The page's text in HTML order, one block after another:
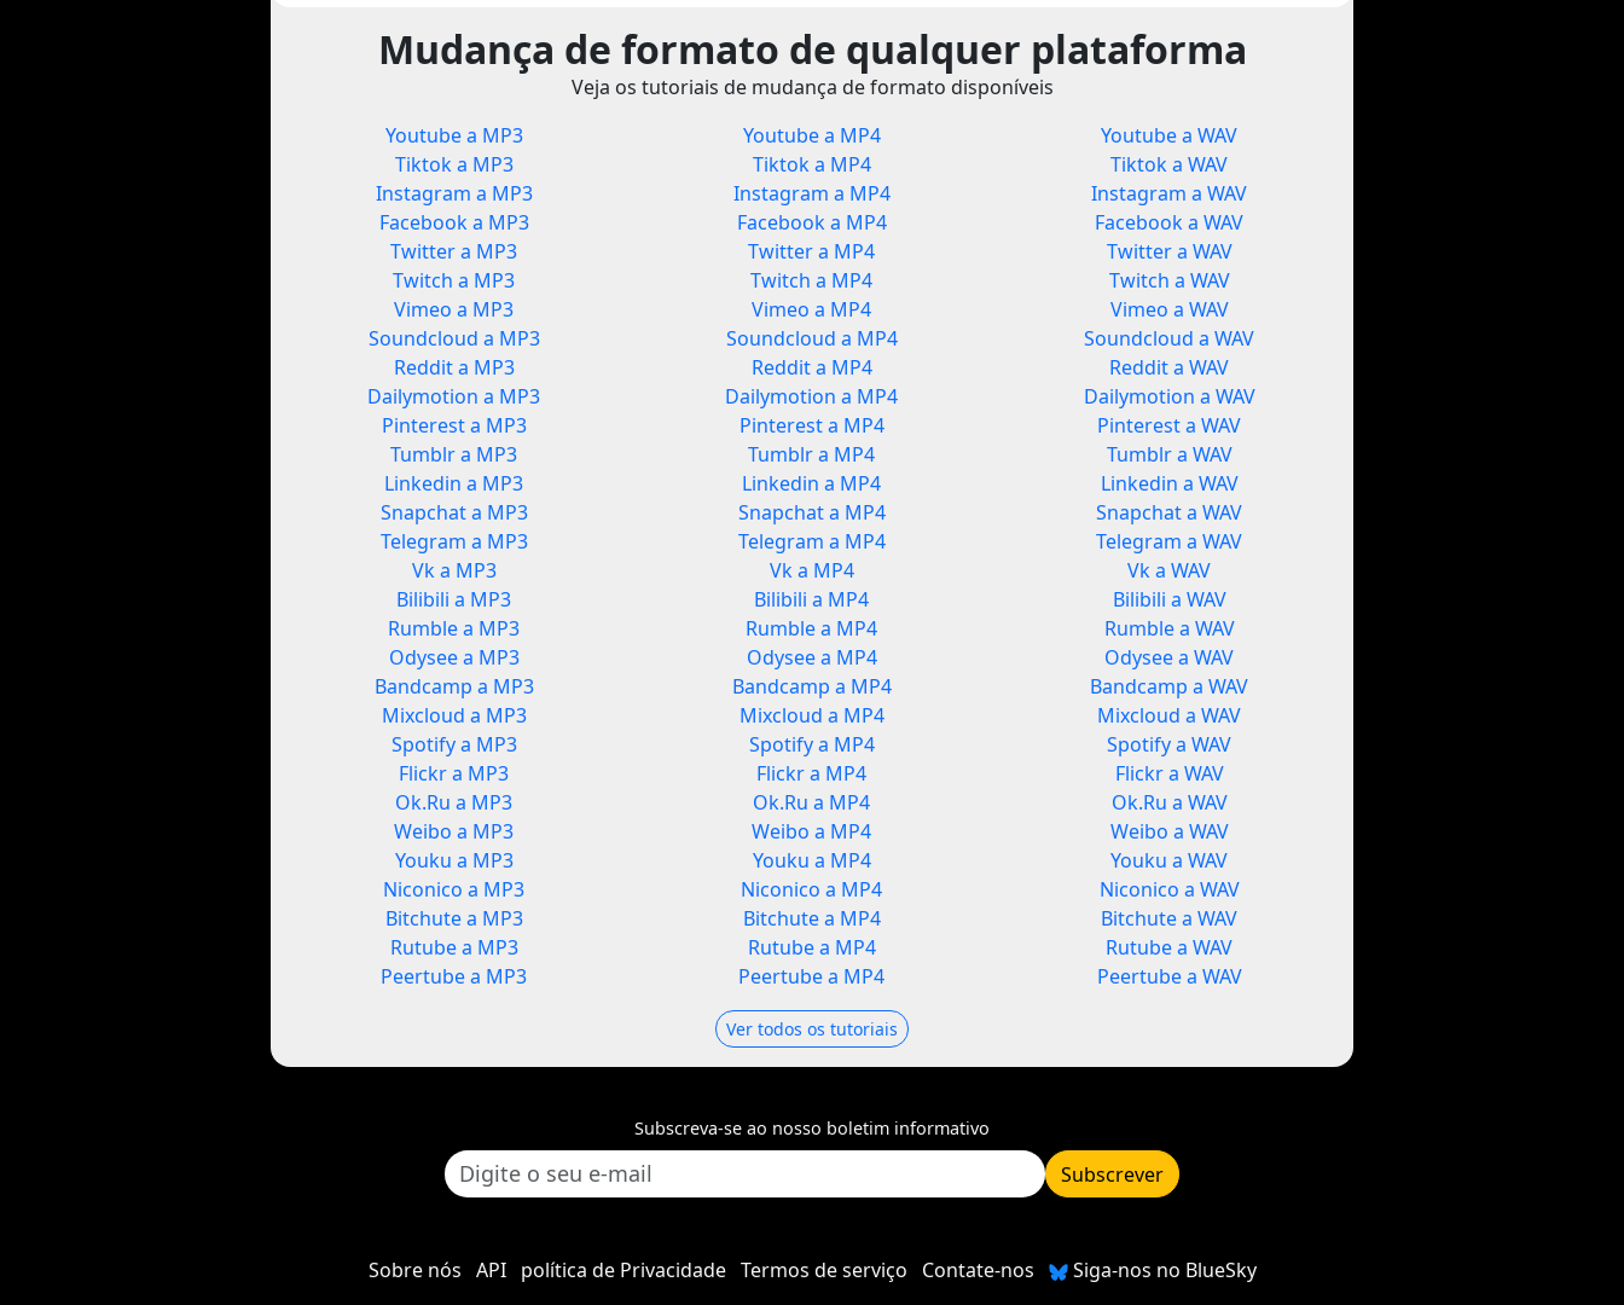
Mudança de formato de qualquer plataforma
Veja os tutoriais de mudança de formato disponíveis
Youtube a MP3
Tiktok a MP3
Instagram a MP3
Facebook a MP3
Twitter a MP3
Twitch a MP3
Vimeo a MP3
Soundcloud a MP3
Reddit a MP3
Dailymotion a MP3
Pinterest a MP3
Tumblr a MP3
Linkedin a MP3
Snapchat a MP3
Telegram a MP3
Vk a MP3
Bilibili a MP3
Rumble a MP3
Odysee a MP3
Bandcamp a MP3
Mixcloud a MP3
Spotify a MP3
Flickr a MP3
Ok.Ru a MP3
Weibo a MP3
Youku a MP3
Niconico a MP3
Bitchute a MP3
Rutube a MP3
Peertube a MP3
Youtube a MP4
Tiktok a MP4
Instagram a MP4
Facebook a MP4
Twitter a MP4
Twitch a MP4
Vimeo a MP4
Soundcloud a MP4
Reddit a MP4
Dailymotion a MP4
Pinterest a MP4
Tumblr a MP4
Linkedin a MP4
Snapchat a MP4
Telegram a MP4
Vk a MP4
Bilibili a MP4
Rumble a MP4
Odysee a MP4
Bandcamp a MP4
Mixcloud a MP4
Spotify a MP4
Flickr a MP4
Ok.Ru a MP4
Weibo a MP4
Youku a MP4
Niconico a MP4
Bitchute a MP4
Rutube a MP4
Peertube a MP4
Youtube a WAV
Tiktok a WAV
Instagram a WAV
Facebook a WAV
Twitter a WAV
Twitch a WAV
Vimeo a WAV
Soundcloud a WAV
Reddit a WAV
Dailymotion a WAV
Pinterest a WAV
Tumblr a WAV
Linkedin a WAV
Snapchat a WAV
Telegram a WAV
Vk a WAV
Bilibili a WAV
Rumble a WAV
Odysee a WAV
Bandcamp a WAV
Mixcloud a WAV
Spotify a WAV
Flickr a WAV
Ok.Ru a WAV
Weibo a WAV
Youku a WAV
Niconico a WAV
Bitchute a WAV
Rutube a WAV
Peertube a WAV
Ver todos os tutoriais
Subscreva-se ao nosso boletim informativo
Subscrever
Sobre nós API política de Privacidade Termos de serviço Contate-nos Siga-nos no BlueSky